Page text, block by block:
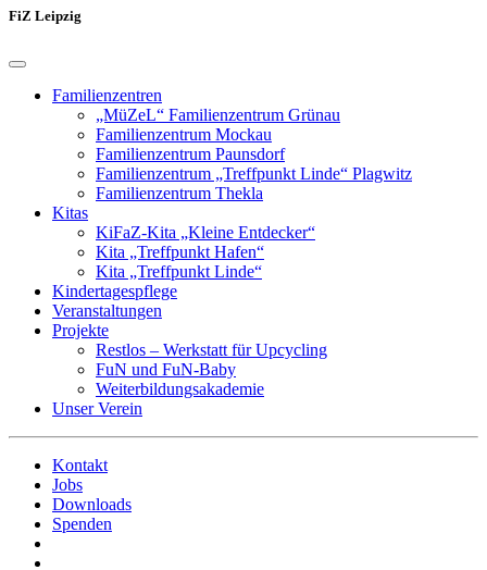
FiZ Leipzig
Familienzentren
„MüZeL“ Familienzentrum Grünau
Familienzentrum Mockau
Familienzentrum Paunsdorf
Familienzentrum „Treffpunkt Linde“ Plagwitz
Familienzentrum Thekla
Kitas
KiFaZ-Kita „Kleine Entdecker“
Kita „Treffpunkt Hafen“
Kita „Treffpunkt Linde“
Kindertagespflege
Veranstaltungen
Projekte
Restlos – Werkstatt für Upcycling
FuN und FuN-Baby
Weiterbildungsakademie
Unser Verein
Kontakt
Jobs
Downloads
Spenden